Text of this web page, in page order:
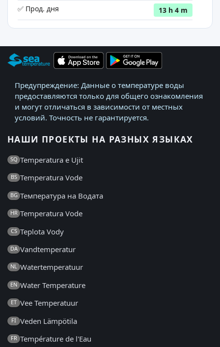
✅ Прод. дня
13 h 4 m
Предупреждение: Данные о температуре воды
предоставляются только для общего ознакомления
и могут отличаться в зависимости от местных
условий. Точность не гарантируется.
НАШИ ПРОЕКТЫ НА РАЗНЫХ ЯЗЫКАХ
SQ Temperatura e Ujit
BS Temperatura Vode
BG Температура на Водата
HR Temperatura Vode
CS Teplota Vody
DA Vandtemperatur
NL Watertemperatuur
EN Water Temperature
ET Vee Temperatuur
FI Veden Lämpötila
FR Température de l'Eau